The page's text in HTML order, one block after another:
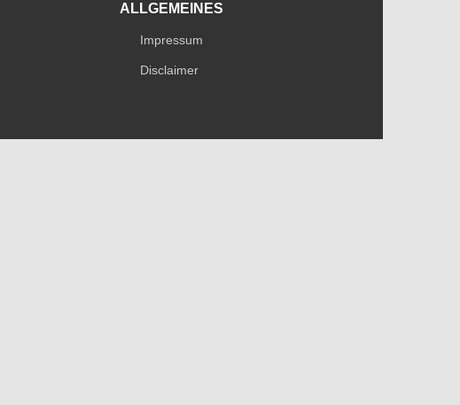
ALLGEMEINES
Impressum
Disclaimer